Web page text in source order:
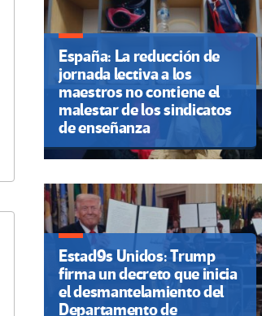
España: La reducción de
jornada lectiva a los
maestros no contiene el
malestar de los sindicatos
de enseñanza
Estad9s Unidos: Trump
firma un decreto que inicia
el desmantelamiento del
Departamento de